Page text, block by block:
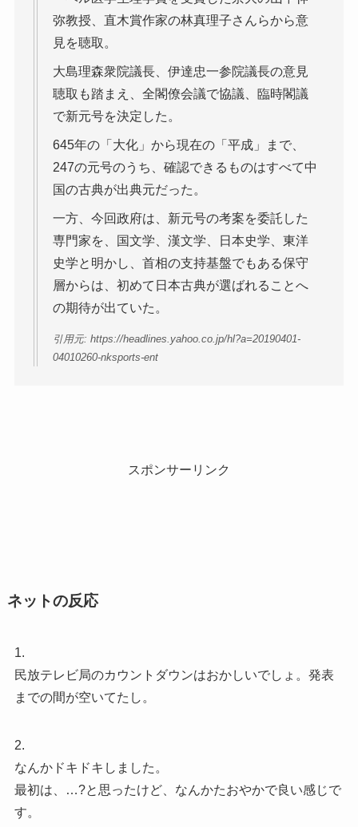
弥教授、直木賞作家の林真理子さんらから意
見を聴取。
大島理森衆院議長、伊達忠一参院議長の意見
聴取も踏まえ、全閣僚会議で協議、臨時閣議
で新元号を決定した。
645年の「大化」から現在の「平成」まで、
247の元号のうち、確認できるものはすべて中
国の古典が出典元だった。
一方、今回政府は、新元号の考案を委託した
専門家を、国文学、漢文学、日本史学、東洋
史学と明かし、首相の支持基盤でもある保守
層からは、初めて日本古典が選ばれることへ
の期待が出ていた。
引用元: https://headlines.yahoo.co.jp/hl?a=20190401-
04010260-nksports-ent
スポンサーリンク
ネットの反応
1.
民放テレビ局のカウントダウンはおかしいでしょ。発表
までの間が空いてたし。
2.
なんかドキドキしました。
最初は、…?と思ったけど、なんかたおやかで良い感じで
す。